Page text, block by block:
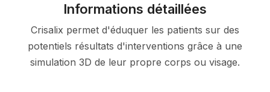
Informations détaillées
Crisalix permet d'éduquer les patients sur des
potentiels résultats d'interventions grâce à une
simulation 3D de leur propre corps ou visage.